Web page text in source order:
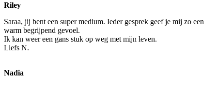
Riley
Saraa, jij bent een super medium. Ieder gesprek geef je mij zo een
warm begrijpend gevoel.
Ik kan weer een gans stuk op weg met mijn leven.
Liefs N.
Nadia